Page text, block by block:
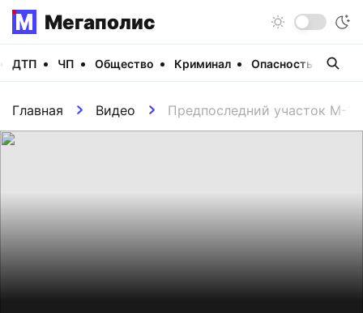
Мегаполис
ДТП ЧП Общество Криминал Опасность
Главная Видео Предпоследний участок М-